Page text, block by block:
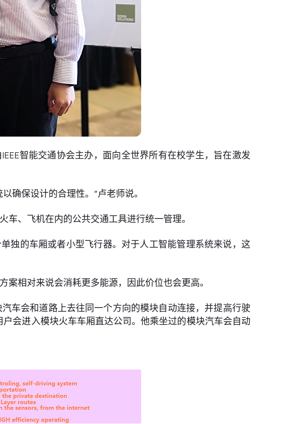
智能交通协会主办，面向全世界所有在校学生，旨在激发
确保设计的合理性。”卢老师说。
、飞机在内的公共交通工具进行统一管理。
独的车厢或者小型飞行器。对于人工智能管理系统来说，这
相对来说会消耗更多能源，因此价位也会更高。
车会和道路上去往同一个方向的模块自动连接，并提高行驶
会进入模块火车车厢直达公司。他乘坐过的模块汽车会自动